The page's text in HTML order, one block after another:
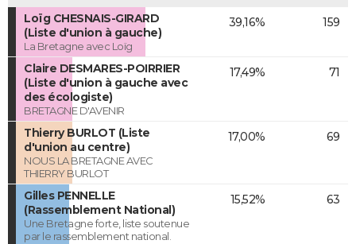
Loïg CHESNAIS-GIRARD
(Liste d'union à gauche)
La Bretagne avec Loïg
39,16% 159
Claire DESMARES-POIRRIER
(Liste d'union à gauche avec
des écologiste)
BRETAGNE D'AVENIR
17,49% 71
Thierry BURLOT (Liste
d'union au centre)
NOUS LA BRETAGNE AVEC
THIERRY BURLOT
17,00% 69
Gilles PENNELLE
(Rassemblement National)
Une Bretagne forte, liste soutenue
par le rassemblement national.
15,52% 63